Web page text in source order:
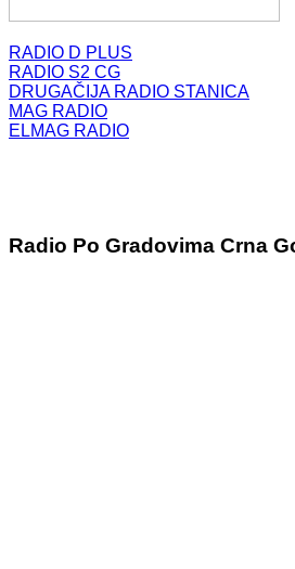
RADIO D PLUS
RADIO S2 CG
DRUGAČIJA RADIO STANICA
MAG RADIO
ELMAG RADIO
Radio Po Gradovima Crna